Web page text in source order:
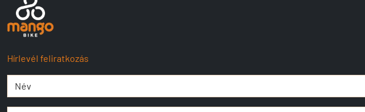
Hírlevél feliratkozás